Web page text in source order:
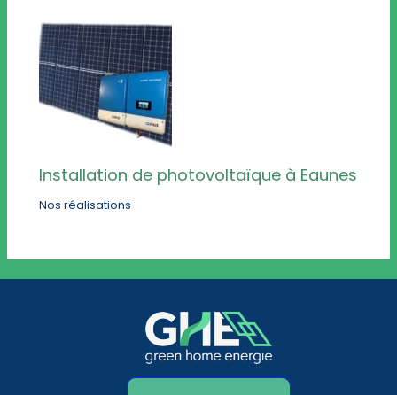
Installation de photovoltaïque à Eaunes
Nos réalisations